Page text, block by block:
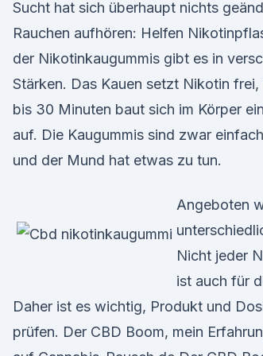
Sucht hat sich überhaupt nichts
Rauchen aufhören: Helfen
der Nikotinkaugummis gibt es in
Stärken. Das Kauen setzt Nikotin frei,
bis 30 Minuten baut sich im Körper
auf. Die Kaugummis sind zwar
und der Mund hat etwas zu tun.
Angeboten
Nicht jeder
ist auch für
Daher ist es wichtig, Produkt und
prüfen. Der CBD Boom, mein